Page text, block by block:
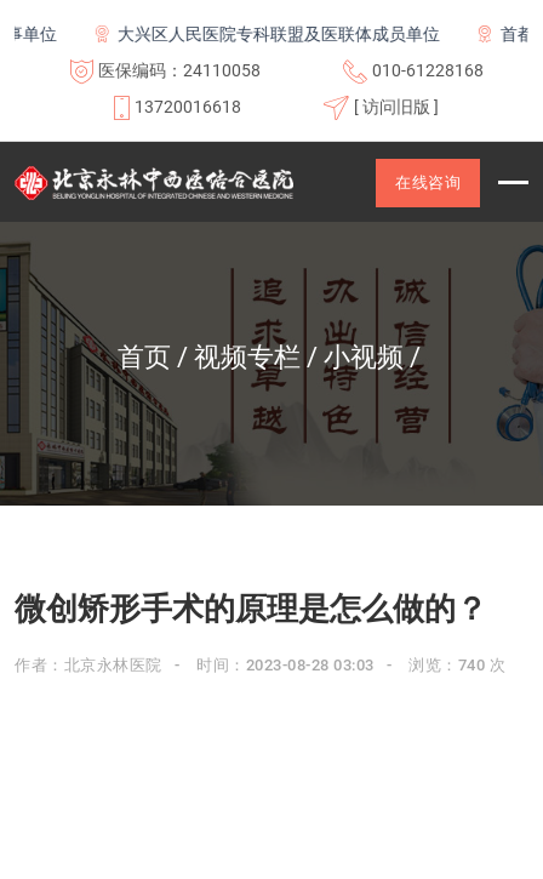
位 大兴区人民医院专科联盟及医联体成员单位
首都医
医保编码：24110058
010-61228168
13720016618
[ 访问旧版 ]
在线咨询
首页 视频专栏 小视频
微创矫形手术的原理是怎么做的？
作者：北京永林医院 时间：2023-08-28 03:03 浏览：740 次